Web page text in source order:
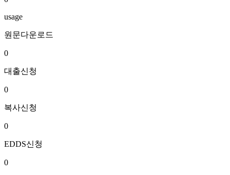
usage
원문다운로드
0
대출신청
0
복사신청
0
EDDS신청
0